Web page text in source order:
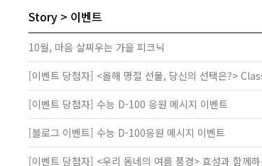
Story 이벤트
10월, 마음 살찌우는 가을 피크닉
[이벤트 당첨자] <올해 명절 선물, 당신의 선택은?>
[이벤트 당첨자] 수능 D-100 응원 메시지 이벤트
[블로그 이벤트] 수능 D-100응원 메시지 이벤트
[이벤트 당첨자] <우리 동네의 여름 풍경> 효성과 함께